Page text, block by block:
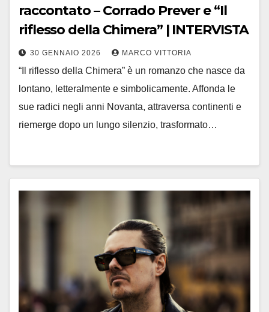
raccontato – Corrado Prever e “Il
riflesso della Chimera” | INTERVISTA
30 GENNAIO 2026 MARCO VITTORIA
“Il riflesso della Chimera” è un romanzo che nasce da
lontano, letteralmente e simbolicamente. Affonda le
sue radici negli anni Novanta, attraversa continenti e
riemerge dopo un lungo silenzio, trasformato…